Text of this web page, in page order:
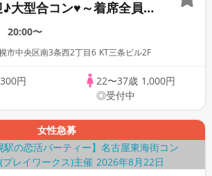
大型合コン♥～着席全員
り/食事＆飲み放題付き
20:00〜
市中央区南3条西2丁目6 KT三条ビル2F
円
22〜37歳 1,000円
◎受付中
女性急募